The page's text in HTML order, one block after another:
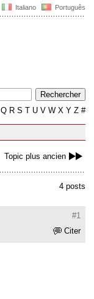
Italiano Português
Q R S T U V W X Y Z #
Topic plus ancien
4 posts
#1
Citer